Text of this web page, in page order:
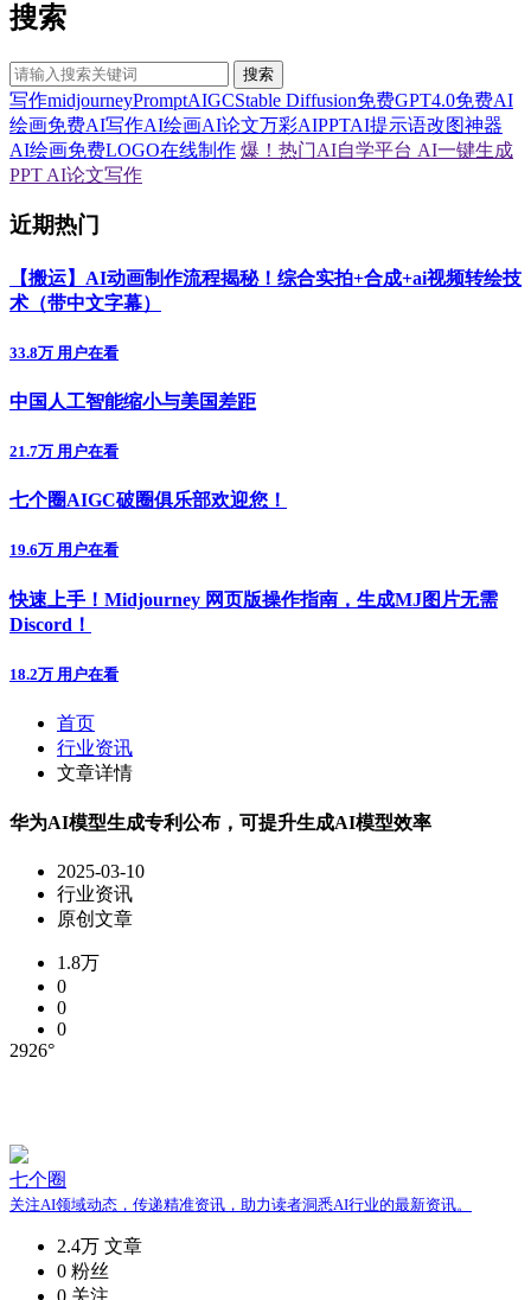
搜索
搜索
写作midjourneyPromptAIGCStable Diffusion免费GPT4.0免费AI
绘画免费AI写作AI绘画AI论文万彩AIPPTAI提示语改图神器
AI绘画免费LOGO在线制作 爆！热门AI自学平台 AI一键生成
PPT AI论文写作
近期热门
【搬运】AI动画制作流程揭秘！综合实拍+合成+ai视频转绘技
术（带中文字幕）
33.8万 用户在看
中国人工智能缩小与美国差距
21.7万 用户在看
七个圈AIGC破圈俱乐部欢迎您！
19.6万 用户在看
快速上手！Midjourney 网页版操作指南，生成MJ图片无需
Discord！
18.2万 用户在看
首页
行业资讯
文章详情
华为AI模型生成专利公布，可提升生成AI模型效率
2025-03-10
行业资讯
原创文章
1.8万
0
0
0
2926°
七个圈
关注AI领域动态，传递精准资讯，助力读者洞悉AI行业的最新资讯。
2.4万 文章
0 粉丝